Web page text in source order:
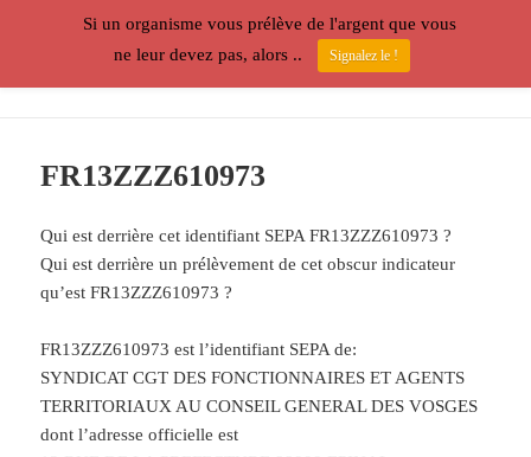
Prélèvements SEPA
MENU
FR13ZZZ610973
Qui est derrière cet identifiant SEPA FR13ZZZ610973 ?
Qui est derrière un prélèvement de cet obscur indicateur
qu’est FR13ZZZ610973 ?
FR13ZZZ610973 est l’identifiant SEPA de:
SYNDICAT CGT DES FONCTIONNAIRES ET AGENTS
TERRITORIAUX AU CONSEIL GENERAL DES VOSGES
dont l’adresse officielle est
Si un organisme vous prélève de l'argent que vous
ne leur devez pas, alors ..
Signalez le !